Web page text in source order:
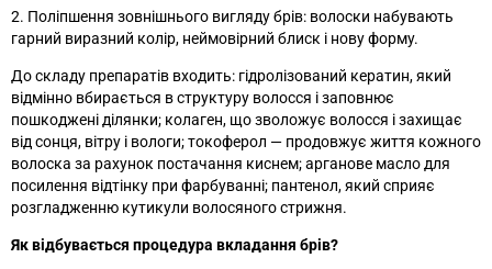
2. Поліпшення зовнішнього вигляду брів: волоски набувають
гарний виразний колір, неймовірний блиск і нову форму.
До складу препаратів входить: гідролізований кератин, який
відмінно вбирається в структуру волосся і заповнює
пошкоджені ділянки; колаген, що зволожує волосся і захищає
від сонця, вітру і вологи; токоферол — продовжує життя кожного
волоска за рахунок постачання киснем; арганове масло для
посилення відтінку при фарбуванні; пантенол, який сприяє
розгладженню кутикули волосяного стрижня.
Як відбувається процедура вкладання брів?